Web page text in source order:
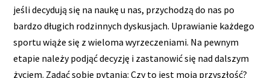
jeśli decydują się na naukę u nas, przychodzą do nas po
bardzo długich rodzinnych dyskusjach. Uprawianie każdego
sportu wiąże się z wieloma wyrzeczeniami. Na pewnym
etapie należy podjąć decyzję i zastanowić się nad dalszym
życiem. Zadać sobie pytania: Czy to jest moja przyszłość?